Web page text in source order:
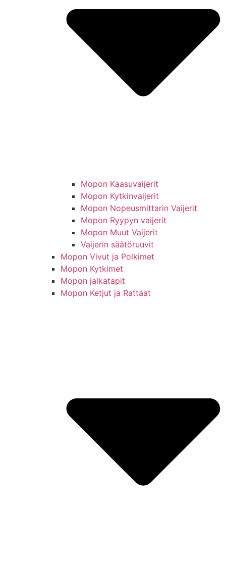
Mopon Kaasuvaijerit
Mopon Kytkinvaijerit
Mopon Nopeusmittarin Vaijerit
Mopon Ryypyn vaijerit
Mopon Muut Vaijerit
Vaijerin säätöruuvit
Mopon Vivut ja Polkimet
Mopon Kytkimet
Mopon jalkatapit
Mopon Ketjut ja Rattaat